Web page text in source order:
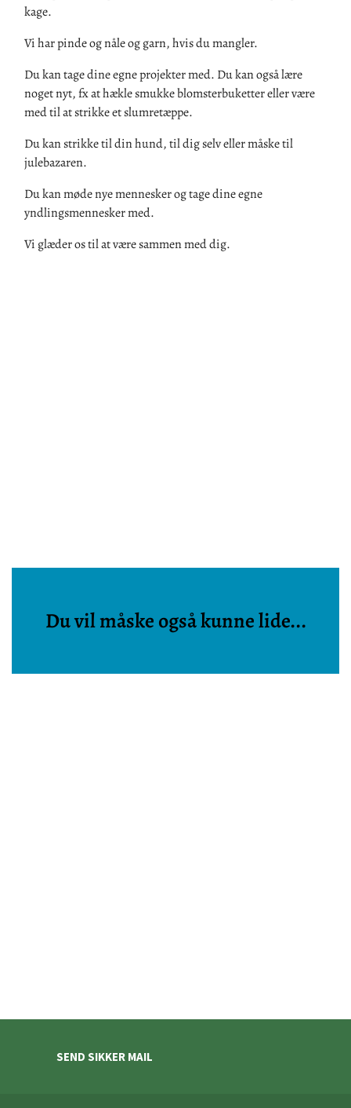
kage.
Vi har pinde og nåle og garn, hvis du mangler.
Du kan tage dine egne projekter med. Du kan også lære
noget nyt, fx at hækle smukke blomsterbuketter eller være
med til at strikke et slumretæppe.
Du kan strikke til din hund, til dig selv eller måske til
julebazaren.
Du kan møde nye mennesker og tage dine egne
yndlingsmennesker med.
Vi glæder os til at være sammen med dig.
Du vil måske også kunne lide...
SEND SIKKER MAIL